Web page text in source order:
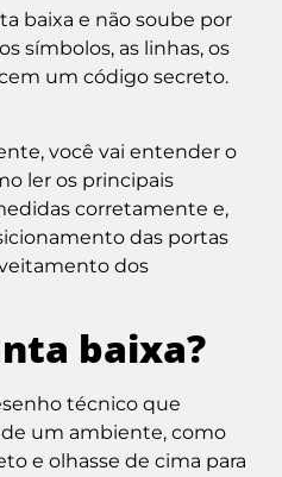
baixa e não soube por
símbolos, as linhas, os
um código secreto.
você vai entender o
ler os principais
corretamente e,
das portas
dos
baixa?
técnico que
um ambiente, como
e olhasse de cima para